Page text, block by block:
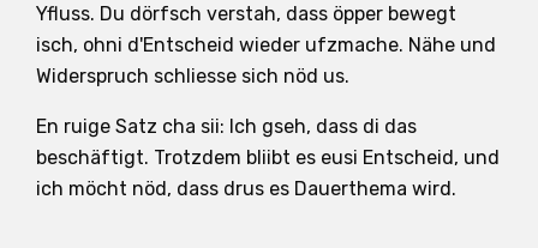
Yfluss. Du dörfsch verstah, dass öpper bewegt
isch, ohni d'Entscheid wieder ufzmache. Nähe und
Widerspruch schliesse sich nöd us.
En ruige Satz cha sii: Ich gseh, dass di das
beschäftigt. Trotzdem bliibt es eusi Entscheid, und
ich möcht nöd, dass drus es Dauerthema wird.